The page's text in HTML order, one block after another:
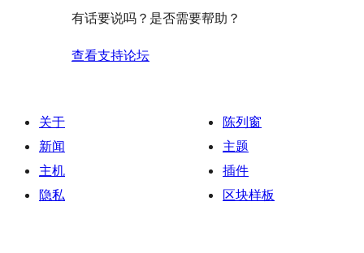
有话要说吗？是否需要帮助？
查看支持论坛
关于
新闻
主机
隐私
陈列窗
主题
插件
区块样板